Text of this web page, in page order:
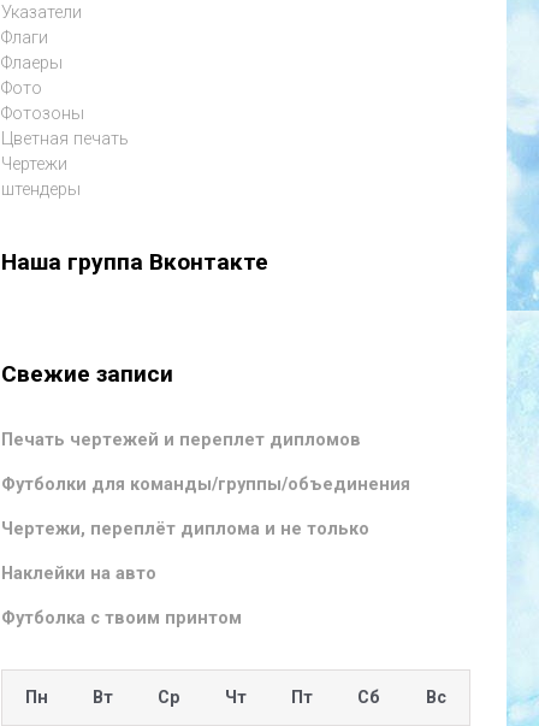
Указатели
Флаги
Флаеры
Фото
Фотозоны
Цветная печать
Чертежи
штендеры
Наша группа Вконтакте
Свежие записи
Печать чертежей и переплет дипломов
Футболки для команды/группы/объединения
Чертежи, переплёт диплома и не только
Наклейки на авто
Футболка с твоим принтом
Пн Вт Ср Чт Пт Сб Вс